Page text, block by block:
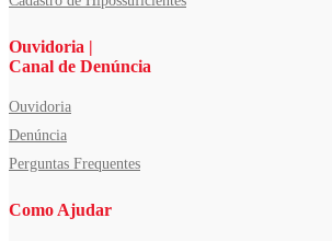
Ouvidoria |
Canal de Denúncia
Ouvidoria
Denúncia
Perguntas Frequentes
Como Ajudar